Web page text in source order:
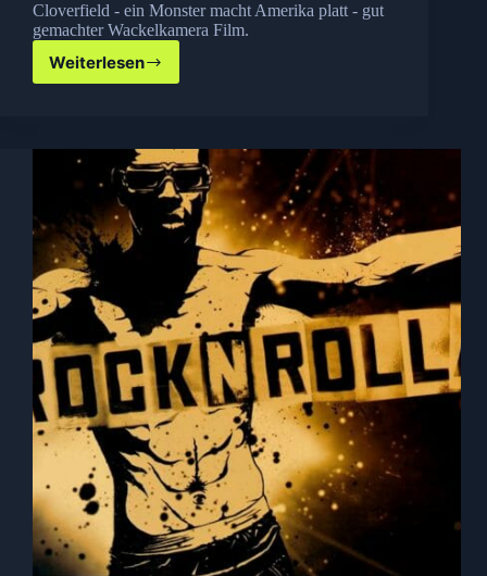
Cloverfield - ein Monster macht Amerika platt - gut
gemachter Wackelkamera Film.
Weiterlesen
Filmkritik: